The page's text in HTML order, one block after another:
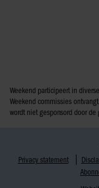
Weekend participeert in
Weekend commissies
wordt niet gesponsord door
Privacy statement